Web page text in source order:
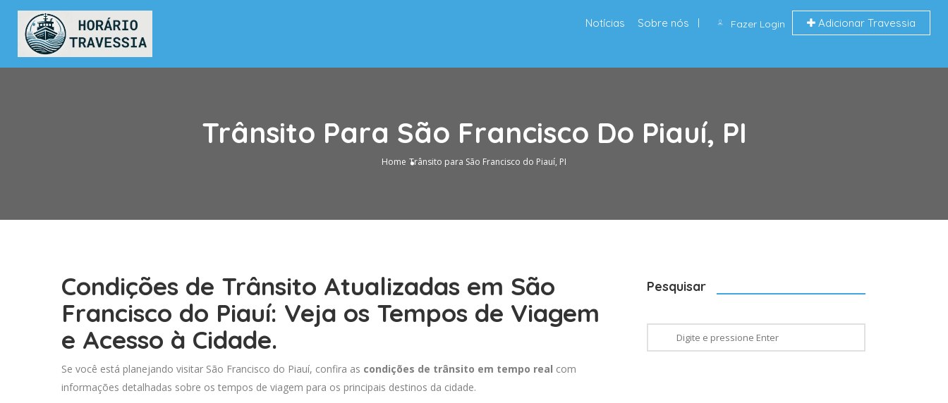
Fazer Login Adicionar Travessia
Notícias Sobre nós
Trânsito Para São Francisco Do Piauí, PI
Home Trânsito para São Francisco do Piauí, PI
Condições de Trânsito Atualizadas em São
Francisco do Piauí: Veja os Tempos de Viagem
e Acesso à Cidade.
Se você está planejando visitar São Francisco do Piauí, confira as condições de trânsito em tempo real com
informações detalhadas sobre os tempos de viagem para os principais destinos da cidade.
Pesquisar